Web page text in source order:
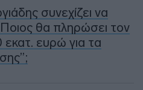
συνεχίζει να
θα πληρώσει τον
ευρώ για τα